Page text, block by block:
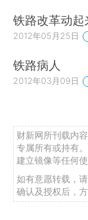
铁路改革动起
2012年05月25日
铁路病人
2012年03月09日
财新网所刊载内
专属所有或持有
建立镜像等任何使
如有意愿转载，
确认及授权后，方